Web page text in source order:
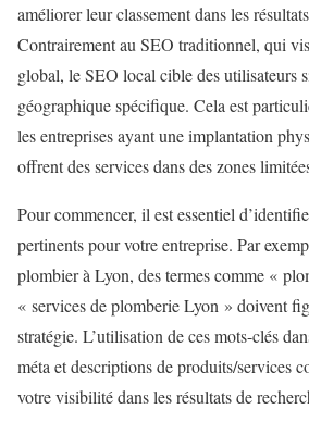
améliorer leur classement dans les
Contrairement au SEO traditionnel, qui
global, le SEO local cible des utilisateurs
géographique spécifique. Cela est
les entreprises ayant une implantation
offrent des services dans des zones
Pour commencer, il est essentiel
pertinents pour votre entreprise. Par
plombier à Lyon, des termes comme «
« services de plomberie Lyon » doivent
stratégie. L’utilisation de ces mots-clés
méta et descriptions de produits/services
votre visibilité dans les résultats de